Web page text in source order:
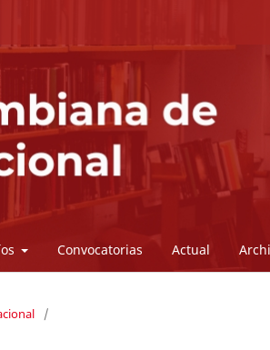
Convocatorias Actual
/